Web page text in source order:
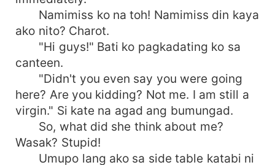
Namimiss ko na toh! Namimiss din kaya
ako nito? Charot.
"Hi guys!" Bati ko pagkadating ko sa
canteen.
"Didn't you even say you were going
here? Are you kidding? Not me. I am still a
virgin." Si kate na agad ang bumungad.
So, what did she think about me?
Wasak? Stupid!
Umupo lang ako sa side table katabi ni